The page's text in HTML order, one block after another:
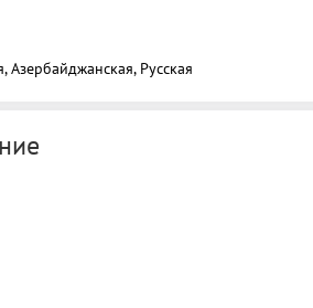
Азербайджанская, Русская